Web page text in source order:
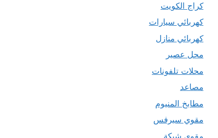
كراج الكويت
كهربائي سيارات
كهربائي منازل
محل عصير
محلات تلفونات
مصاعد
مطابخ المنيوم
مقوي سيرفس
مقوي شبكة